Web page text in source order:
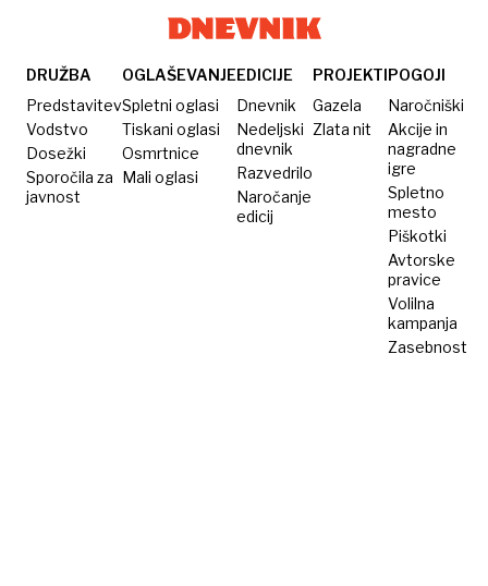
bolj
škodljivo?
50.
kot
covidu-
19«
DRUŽBA
Predstavitev
Vodstvo
Dosežki
Sporočila za
javnost
OGLAŠEVANJE
Spletni oglasi
Tiskani oglasi
Osmrtnice
Mali oglasi
EDICIJE
Dnevnik
Nedeljski
dnevnik
Razvedrilo
Naročanje
edicij
PROJEKTI
Gazela
Zlata nit
POGOJI
Naročniški
Akcije in
nagradne
igre
Spletno
mesto
Piškotki
Avtorske
pravice
Volilna
kampanja
Zasebnost